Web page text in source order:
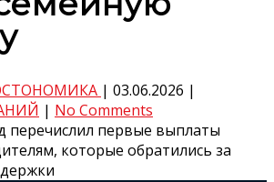
| 03.06.2026 |
| No Comments
перечислил первые выплаты
которые обратились за